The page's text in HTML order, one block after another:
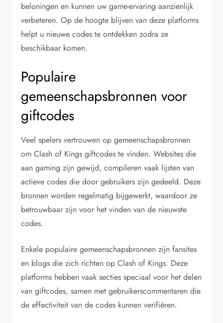
beloningen en kunnen uw game-ervaring aanzienlijk
verbeteren. Op de hoogte blijven van deze platforms
helpt u nieuwe codes te ontdekken zodra ze
beschikbaar komen.
Populaire
gemeenschapsbronnen voor
giftcodes
Veel spelers vertrouwen op gemeenschapsbronnen
om Clash of Kings giftcodes te vinden. Websites die
aan gaming zijn gewijd, compileren vaak lijsten van
actieve codes die door gebruikers zijn gedeeld. Deze
bronnen worden regelmatig bijgewerkt, waardoor ze
betrouwbaar zijn voor het vinden van de nieuwste
codes.
Enkele populaire gemeenschapsbronnen zijn fansites
en blogs die zich richten op Clash of Kings. Deze
platforms hebben vaak secties speciaal voor het delen
van giftcodes, samen met gebruikerscommentaren die
de effectiviteit van de codes kunnen verifiëren.